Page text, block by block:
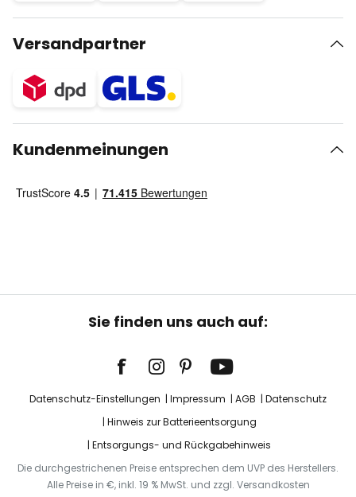
Versandpartner
Kundenmeinungen
Sie finden uns auch auf:
Datenschutz-Einstellungen Impressum AGB
Datenschutz
Hinweis zur Batterieentsorgung
Entsorgungs- und Rückgabehinweis
Die durchgestrichenen Preise entsprechen dem UVP des Herstellers.
Alle Preise in €, inkl. 19 % MwSt. und zzgl. Versandkosten